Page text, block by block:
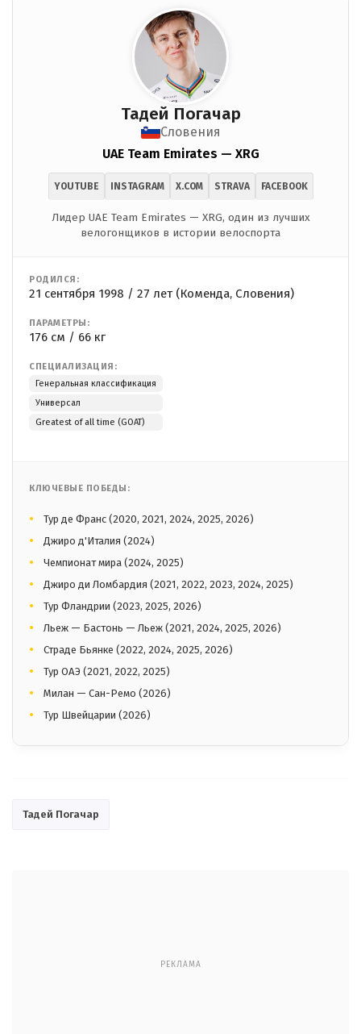
Тадей Погачар
Словения
UAE Team Emirates — XRG
YOUTUBE INSTAGRAM X.COM STRAVA FACEBOOK
Лидер UAE Team Emirates — XRG, один из лучших
велогонщиков в истории велоспорта
РОДИЛСЯ:
21 сентября 1998 / 27 лет (Коменда, Словения)
ПАРАМЕТРЫ:
176 см / 66 кг
СПЕЦИАЛИЗАЦИЯ:
Генеральная классификация
Универсал
Greatest of all time (GOAT)
КЛЮЧЕВЫЕ ПОБЕДЫ:
Тур де Франс (2020, 2021, 2024, 2025, 2026)
Джиро д'Италия (2024)
Чемпионат мира (2024, 2025)
Джиро ди Ломбардия (2021, 2022, 2023, 2024, 2025)
Тур Фландрии (2023, 2025, 2026)
Льеж — Бастонь — Льеж (2021, 2024, 2025, 2026)
Страде Бьянке (2022, 2024, 2025, 2026)
Тур ОАЭ (2021, 2022, 2025)
Милан — Сан-Ремо (2026)
Тур Швейцарии (2026)
Тадей Погачар
РЕКЛАМА